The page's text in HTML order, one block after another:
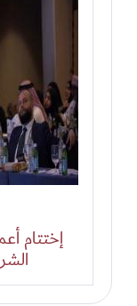
إختتام
الشرق